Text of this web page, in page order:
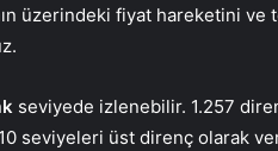
üzerindeki fiyat hareketini ve
seviyede izlenebilir. 1.257
seviyeleri üst direnç olarak